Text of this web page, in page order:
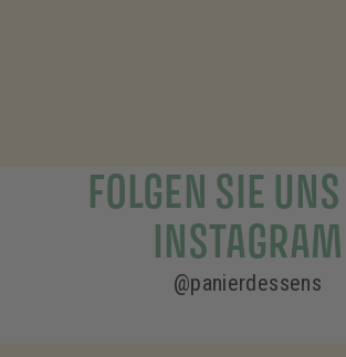
FOLGEN SIE
INSTAGRAM
@panierdessens